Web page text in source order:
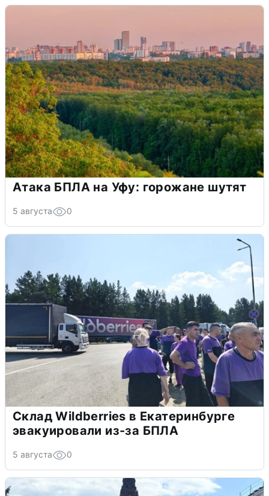
Атака БПЛА на Уфу: горожане шутят
5 августа 0
Склад Wildberries в Екатеринбурге
эвакуировали из-за БПЛА
5 августа 0